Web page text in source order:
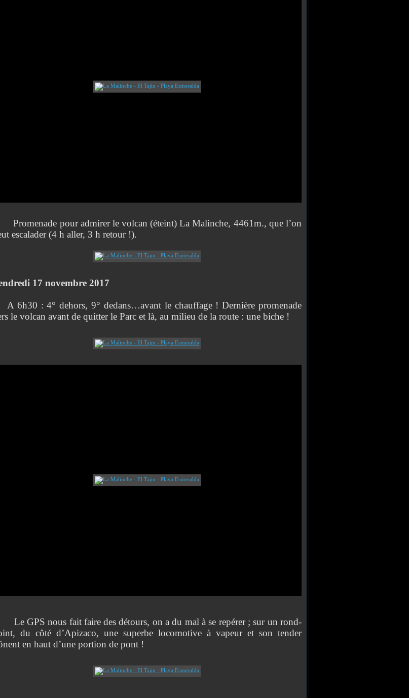
pour admirer le volcan (éteint) La Malinche, 4461m., que l’on
escalader (4 h aller, 3 h retour !).
17 novembre 2017
A 6h30 : 4° dehors, 9° dedans…avant le chauffage ! Dernière promenade
le volcan avant de quitter le Parc et là, au milieu de la route : une biche !
GPS nous fait faire des détours, on a du mal à se repérer ; sur un rond-
du côté d’Apizaco, une superbe locomotive à vapeur et son tender
en haut d’une portion de pont !